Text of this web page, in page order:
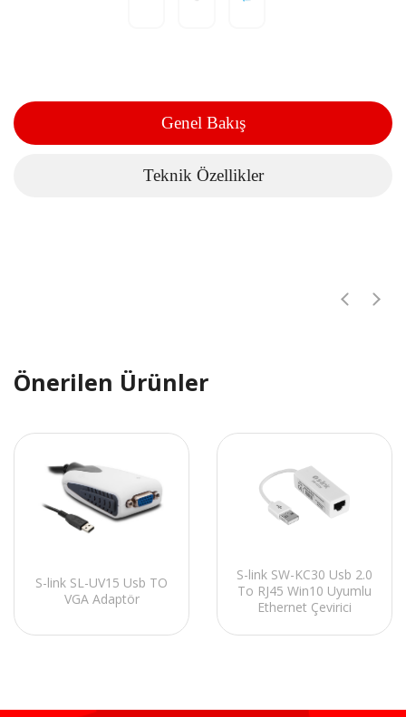
Genel Bakış
Teknik Özellikler
Önerilen Ürünler
S-link SL-UV15 Usb TO
VGA Adaptör
S-link SW-KC30 Usb 2.0
To RJ45 Win10 Uyumlu
Ethernet Çevirici